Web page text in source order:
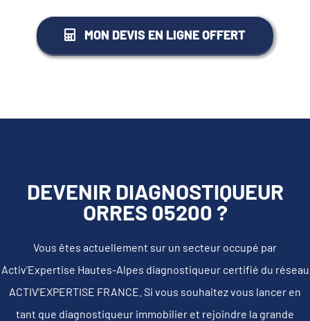
MON DEVIS EN LIGNE OFFERT
DEVENIR DIAGNOSTIQUEUR
ORRES 05200 ?
Vous êtes actuellement sur un secteur occupé par
Activ'Expertise Hautes-Alpes diagnostiqueur certifié du réseau
ACTIV'EXPERTISE FRANCE. Si vous souhaitez vous lancer en
tant que diagnostiqueur immobilier et rejoindre la grande